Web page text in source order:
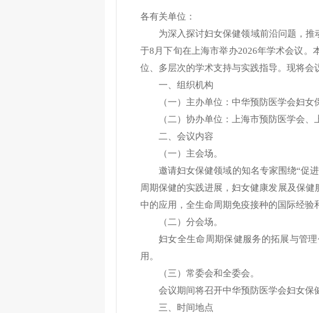
各有关单位：
为深入探讨妇女保健领域前沿问题，
于8月下旬在上海市举办2026年学术会议。
位、多层次的学术支持与实践指导。现将会
一、组织机构
（一）主办单位：中华预防医学会妇女
（二）协办单位：上海市预防医学会、
二、会议内容
（一）主会场。
邀请妇女保健领域的知名专家围绕“促
周期保健的实践进展，妇女健康发展及保
中的应用，全生命周期免疫接种的国际经验
（二）分会场。
妇女全生命周期保健服务的拓展与管
用。
（三）常委会和全委会。
会议期间将召开中华预防医学会妇女保
三、时间地点